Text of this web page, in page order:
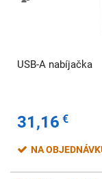
USB-A nabíjačka
31,16 €
NA